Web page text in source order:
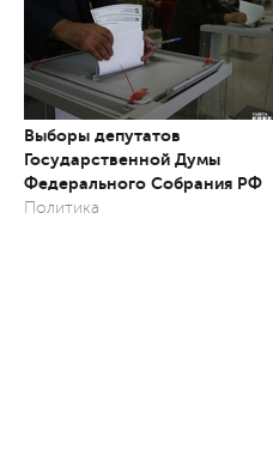
Выборы депутатов
Государственной Думы
Федерального Собрания РФ
Политика